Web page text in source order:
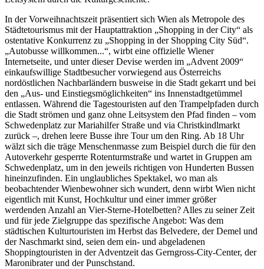
In der Vorweihnachtszeit präsentiert sich Wien als Metropole des
Städtetourismus mit der Hauptattraktion „Shopping in der City“ als
ostentative Konkurrenz zu „Shopping in der Shopping City Süd“.
„Autobusse willkommen...“, wirbt eine offizielle Wiener
Internetseite, und unter dieser Devise werden im „Advent 2009“
einkaufswillige Stadtbesucher vorwiegend aus Österreichs
nordöstlichen Nachbarländern busweise in die Stadt gekarrt und bei
den „Aus- und Einstiegsmöglichkeiten“ ins Innenstadtgetümmel
entlassen. Während die Tagestouristen auf den Trampelpfaden durch
die Stadt strömen und ganz ohne Leitsystem den Pfad finden – vom
Schwedenplatz zur Mariahilfer Straße und via Christkindlmarkt
zurück –, drehen leere Busse ihre Tour um den Ring. Ab 18 Uhr
wälzt sich die träge Menschenmasse zum Beispiel durch die für den
Autoverkehr gesperrte Rotenturmstraße und wartet in Gruppen am
Schwedenplatz, um in den jeweils richtigen von Hunderten Bussen
hineinzufinden. Ein unglaubliches Spektakel, wo man als
beobachtender Wienbewohner sich wundert, denn wirbt Wien nicht
eigentlich mit Kunst, Hochkultur und einer immer größer
werdenden Anzahl an Vier-Sterne-Hotelbetten? Alles zu seiner Zeit
und für jede Zielgruppe das spezifische Angebot: Was dem
städtischen Kulturtouristen im Herbst das Belvedere, der Demel und
der Naschmarkt sind, seien dem ein- und abgeladenen
Shoppingtouristen in der Adventzeit das Gerngross-City-Center, der
Maronibrater und der Punschstand.